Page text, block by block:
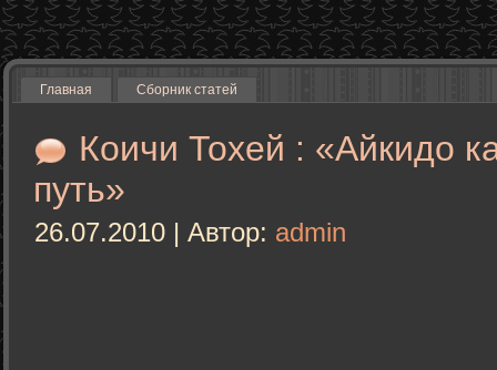
Главная Сборник статей
Коичи Тохей : «Айкидо
путь»
26.07.2010 | Автор: admin